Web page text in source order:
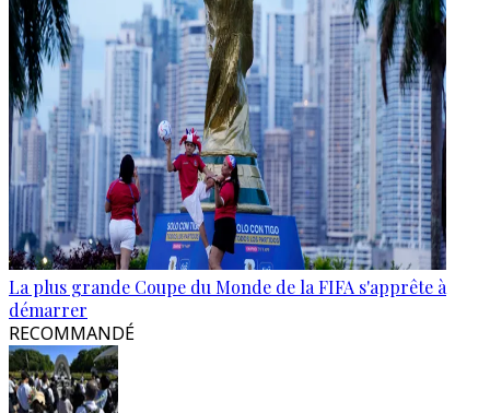
La plus grande Coupe du Monde de la FIFA s'apprête à
démarrer
RECOMMANDÉ